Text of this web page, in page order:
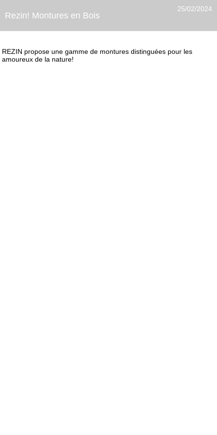
Rezin! Montures en Bois
25/02/2024
REZIN propose une gamme de montures distinguées pour les
amoureux de la nature!